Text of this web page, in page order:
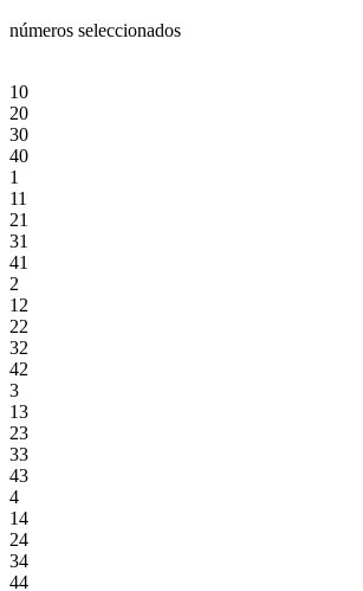
números seleccionados
10
20
30
40
1
11
21
31
41
2
12
22
32
42
3
13
23
33
43
4
14
24
34
44